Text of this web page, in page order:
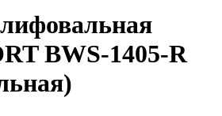
BWS-1405-R